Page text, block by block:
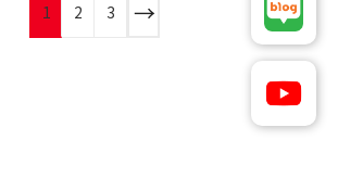
1 2 3